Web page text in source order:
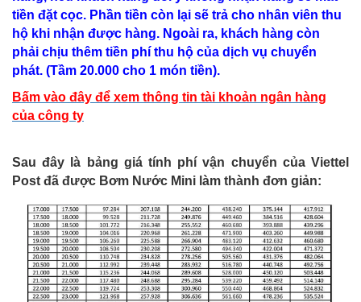
tiền đặt cọc. Phần tiền còn lại sẽ trả cho nhân viên thu
hộ khi nhận được hàng. Ngoài ra, khách hàng còn
phải chịu thêm tiền phí thu hộ của dịch vụ chuyển
phát. (Tầm 20.000 cho 1 món tiền).​
Bấm vào đây để xem thông tin tài khoản ngân hàng
của công ty
Sau đây là bảng giá tính phí vận chuyển của Viettel
Post đã được Bơm Nước Mini làm thành đơn giản: